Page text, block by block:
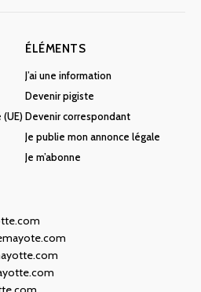
ÉLÉMENTS
J’ai une information
Devenir pigiste
Devenir correspondant
Je publie mon annonce légale
Je m’abonne